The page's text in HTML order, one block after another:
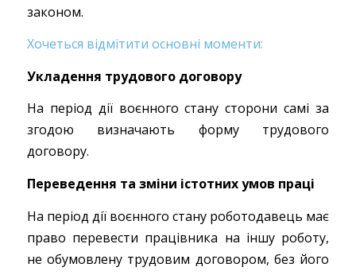
законом.
Хочеться відмітити основні моменти:
Укладення трудового договору
На період дії воєнного стану сторони самі за
згодою визначають форму трудового
договору.
Переведення та зміни істотних умов праці
На період дії воєнного стану роботодавець має
право перевести працівника на іншу роботу,
не обумовлену трудовим договором, без його